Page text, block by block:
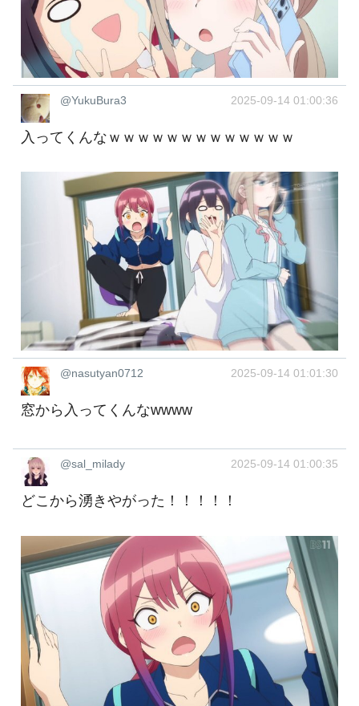
@YukuBura3 2025-09-14 01:00:36
入ってくんなｗｗｗｗｗｗｗｗｗｗｗｗｗ
@nasutyan0712 2025-09-14 01:01:30
窓から入ってくんなwwww
@sal_milady 2025-09-14 01:00:35
どこから湧きやがった！！！！！